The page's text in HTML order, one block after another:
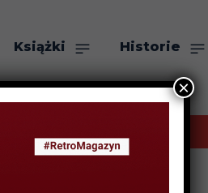
Książki Historie
×